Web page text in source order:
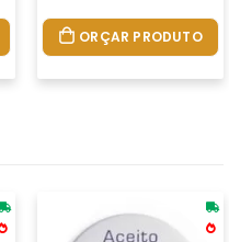
ORÇAR PRODUTO